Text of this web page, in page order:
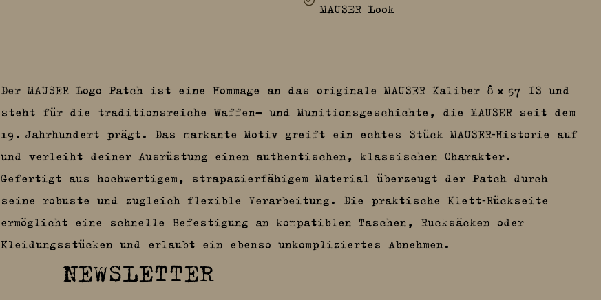
MAUSER Look
Der MAUSER Logo Patch ist eine Hommage an das originale MAUSER Kaliber 8 × 57 IS und
steht für die traditionsreiche Waffen- und Munitionsgeschichte, die MAUSER seit dem
19. Jahrhundert prägt. Das markante Motiv greift ein echtes Stück MAUSER‑Historie auf
und verleiht deiner Ausrüstung einen authentischen, klassischen Charakter.
Gefertigt aus hochwertigem, strapazierfähigem Material überzeugt der Patch durch
seine robuste und zugleich flexible Verarbeitung. Die praktische Klett‑Rückseite
ermöglicht eine schnelle Befestigung an kompatiblen Taschen, Rucksäcken oder
Kleidungsstücken und erlaubt ein ebenso unkompliziertes Abnehmen.
NEWSLETTER